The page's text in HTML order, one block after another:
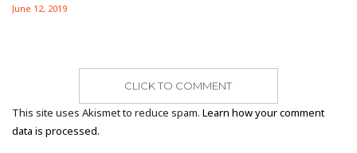
June 12, 2019
CLICK TO COMMENT
This site uses Akismet to reduce spam. Learn how your comment
data is processed.